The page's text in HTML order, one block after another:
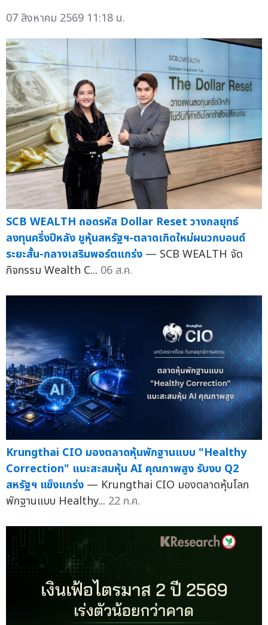
07 สิงหาคม 2569 11:18 น.
SCB WEALTH ถอดรหัส Dollar Reset วางกลยุทธ์
ลงทุนครึ่งปีหลัง ชูหุ้นสหรัฐฯ-ตลาดเกิดใหม่ผนวกบอนด์
ระยะสั้น-กลางเสริมพอร์ตแกร่ง — SCB WEALTH จัด
กิจกรรม Wealth C... 06 ส.ค.
Krungthai CIO มองตลาดหุ้นพักฐานแบบ "Healthy
Correction" แนะสะสมหุ้น AI คุณภาพสูง รับงบ Q2
สหรัฐฯ แข็งแกร่ง — Krungthai CIO มองตลาดหุ้นโลก
พักฐานแบบ Healthy... 22 ก.ค.